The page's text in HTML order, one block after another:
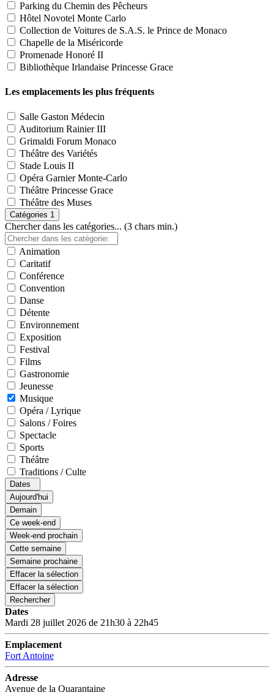
Parking du Chemin des Pêcheurs
Hôtel Novotel Monte Carlo
Collection de Voitures de S.A.S. le Prince de Monaco
Chapelle de la Miséricorde
Promenade Honoré II
Bibliothèque Irlandaise Princesse Grace
Les emplacements les plus fréquents
Salle Gaston Médecin
Auditorium Rainier III
Grimaldi Forum Monaco
Théâtre des Variétés
Stade Louis II
Opéra Garnier Monte-Carlo
Théâtre Princesse Grace
Théâtre des Muses
Catégories 1
Chercher dans les catégories... (3 chars min.)
Animation
Caritatif
Conférence
Convention
Danse
Détente
Environnement
Exposition
Festival
Films
Gastronomie
Jeunesse
Musique
Opéra / Lyrique
Salons / Foires
Spectacle
Sports
Théâtre
Traditions / Culte
Dates
Aujourd'hui
Demain
Ce week-end
Week-end prochain
Cette semaine
Semaine prochaine
Effacer la sélection
Effacer la sélection
Rechercher
Dates
Mardi 28 juillet 2026 de 21h30 à 22h45
Emplacement
Fort Antoine
Adresse
Avenue de la Quarantaine